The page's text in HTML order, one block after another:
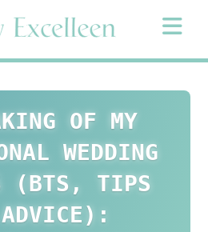
OF MY
WEDDING
(BTS, TIPS